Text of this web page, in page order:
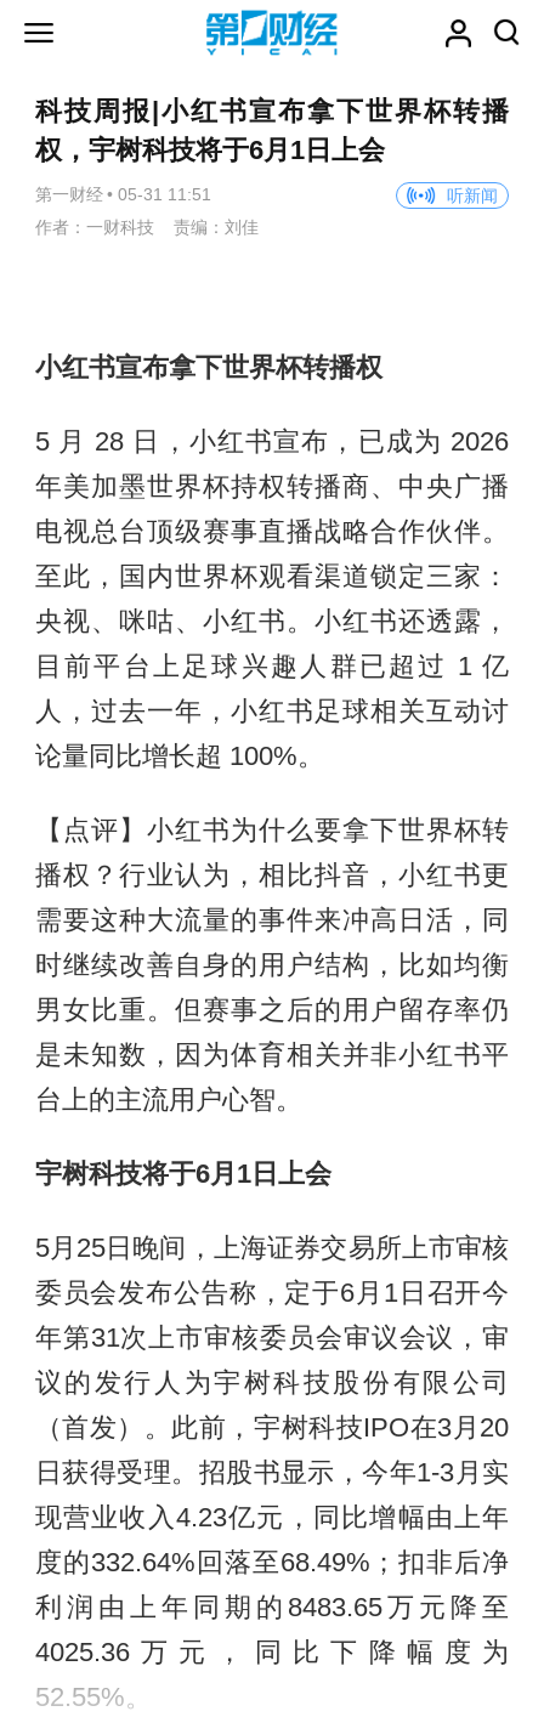
科技周报|小红书宣布拿下世界杯转播
权，宇树科技将于6月1日上会
第一财经 • 05-31 11:51
听新闻
作者：一财科技 责编：刘佳
小红书宣布拿下世界杯转播权
5 月 28 日，小红书宣布，已成为 2026
年美加墨世界杯持权转播商、中央广播
电视总台顶级赛事直播战略合作伙伴。
至此，国内世界杯观看渠道锁定三家：
央视、咪咕、小红书。小红书还透露，
目前平台上足球兴趣人群已超过 1 亿
人，过去一年，小红书足球相关互动讨
论量同比增长超 100%。
【点评】小红书为什么要拿下世界杯转
播权？行业认为，相比抖音，小红书更
需要这种大流量的事件来冲高日活，同
时继续改善自身的用户结构，比如均衡
男女比重。但赛事之后的用户留存率仍
是未知数，因为体育相关并非小红书平
台上的主流用户心智。
宇树科技将于6月1日上会
5月25日晚间，上海证券交易所上市审核
委员会发布公告称，定于6月1日召开今
年第31次上市审核委员会审议会议，审
议的发行人为宇树科技股份有限公司
（首发）。此前，宇树科技IPO在3月20
日获得受理。招股书显示，今年1-3月实
现营业收入4.23亿元，同比增幅由上年
度的332.64%回落至68.49%；扣非后净
利润由上年同期的8483.65万元降至
4025.36万元，同比下降幅度为
52.55%。